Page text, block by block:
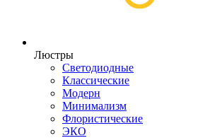
Люстры
Светодиодные
Классические
Модерн
Минимализм
Флористические
ЭКО